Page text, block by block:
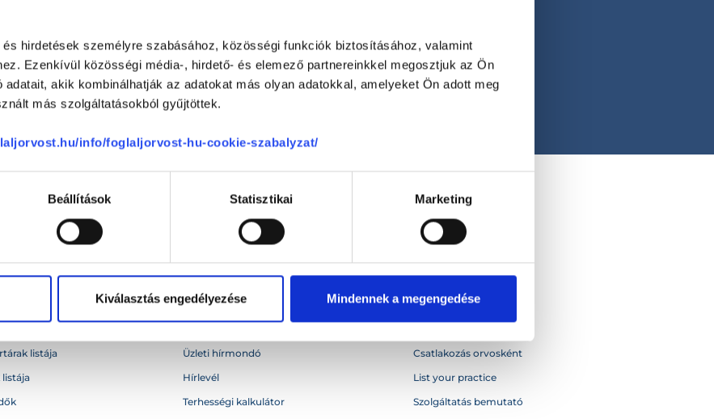
hirdetések személyre szabásához, közösségi funkciók biztosításához, valamint
Ezenkívül közösségi média-, hirdető- és elemező partnereinkkel megosztjuk az Ön
adatait, akik kombinálhatják az adatokat más olyan adatokkal, amelyeket Ön adott meg
más szolgáltatásokból gyűjtöttek.
info/foglaljorvost-hu-cookie-szabalyzat/
Beállítások Statisztikai Marketing
Kiválasztás engedélyezése Mindennek a megengedése
Segíthetünk?
+36 1 700-1398
(H-P: 8:00-20:00)
Email
office@foglaljorvost.hu
listája
Üzleti hírmondó
Hírlevél
Terhességi kalkulátor
Csatlakozás orvosként
List your practice
Szolgáltatás bemutató